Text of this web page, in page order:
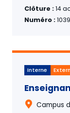
Clôture :14
Numéro :
Interne
Campus